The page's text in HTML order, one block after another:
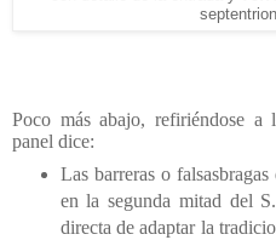
Poco más abajo, refiriéndose
panel dice:
Las barreras o
en la segunda mitad del
directa de adaptar la